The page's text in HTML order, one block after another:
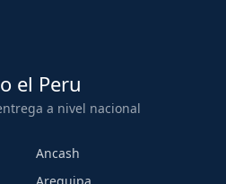
el Peru
a nivel nacional
Ancash